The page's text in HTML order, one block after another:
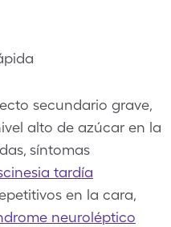
secundario grave,
alto de azúcar en la
síntomas
tardía
en la cara,
neuroléptico